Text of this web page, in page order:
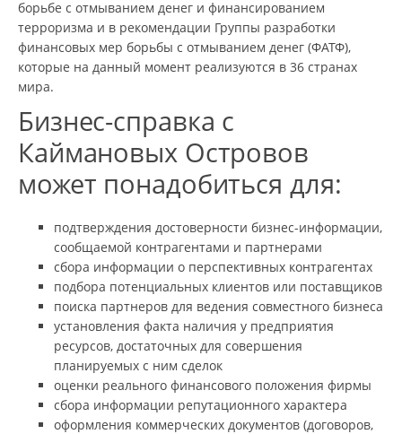
борьбе с отмыванием денег и финансированием
терроризма и в рекомендации Группы разработки
финансовых мер борьбы с отмыванием денег (ФАТФ),
которые на данный момент реализуются в 36 странах
мира.
Бизнес-справка с
Каймановых Островов
может понадобиться для:
подтверждения достоверности бизнес-информации,
сообщаемой контрагентами и партнерами
сбора информации о перспективных контрагентах
подбора потенциальных клиентов или поставщиков
поиска партнеров для ведения совместного бизнеса
установления факта наличия у предприятия
ресурсов, достаточных для совершения
планируемых с ним сделок
оценки реального финансового положения фирмы
сбора информации репутационного характера
оформления коммерческих документов (договоров,